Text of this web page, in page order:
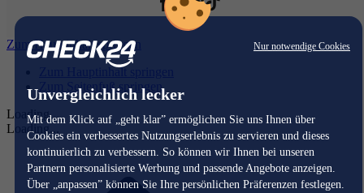
Nur notwendige Cookies
Unvergleichlich lecker
Mit dem Klick auf „geht klar” ermöglichen Sie uns Ihnen über
Cookies ein verbessertes Nutzungserlebnis zu servieren und dieses
kontinuierlich zu verbessern. So können wir Ihnen bei unseren
Partnern personalisierte Werbung und passende Angebote anzeigen.
Über „anpassen” können Sie Ihre persönlichen Präferenzen festlegen.
Zum Hauptinhalt springen
Zum Hauptinhalt springen
Zum Seitenfuß springen
Loading...
Loading...